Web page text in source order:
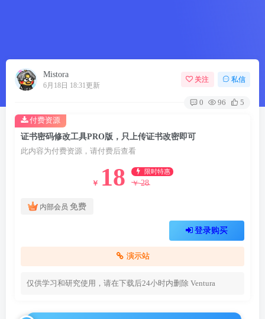
Mistora
6月18日 18:31更新
关注 私信
0 96 5
证书密码修改工具PRO版，只上传证书改密即可
此内容为付费资源，请付费后查看
￥ 18 限时特惠
￥ 28
内部会员 免费
登录购买
演示站
仅供学习和研究使用，请在下载后24小时内删除 Ventura
付费资源